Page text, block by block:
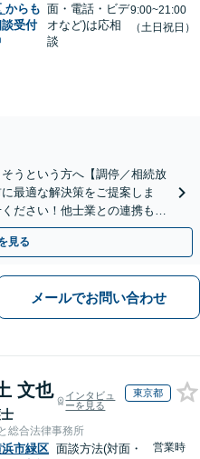
からも
受付
面・電話・ビデ
オなど)は応相
談
9:00~21:00
（土日祝日）
うという方へ【調停／相続放
最適な解決策をご提案しま
ださい！他士業との連携も可
見る
メールでお問い合わせ
文也
インタビュ
ーを見る
東京都
総合法律事務所
市緑区 面談方法(対面・
営業時